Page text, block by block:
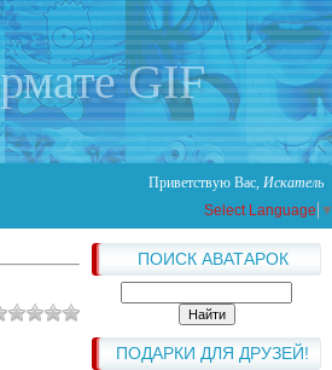
GIF
Приветствую Вас, Искатель
Select Language ▼
ПОИСК АВАТАРОК
ПОДАРКИ ДЛЯ ДРУЗЕЙ!